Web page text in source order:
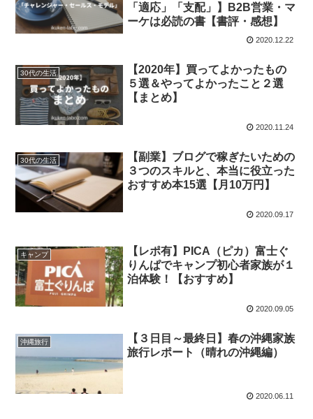
「適応」「支配」】B2B営業・マ
ーケは必読の書【書評・感想】
2020.12.22
30代の生活
【2020年】買ってよかったもの
５選＆やってよかったこと２選
【まとめ】
2020.11.24
30代の生活
【副業】ブログで稼ぎたいための
３つのスキルと、本当に役立った
おすすめ本15選【月10万円】
2020.09.17
キャンプ
【レポ有】PICA（ピカ）富士ぐ
りんぱでキャンプ初心者家族が１
泊体験！【おすすめ】
2020.09.05
沖縄旅行
【３日目～最終日】春の沖縄家族
旅行レポート（晴れの沖縄編）
2020.06.11